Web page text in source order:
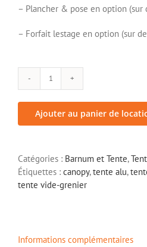
– Plancher & pose en option (sur
– Forfait lestage en option (sur
quantité
Barnum
Minute
Ajouter au panier de
Catégories : Barnum et Tente,
Étiquettes : canopy,tente alu,
tente vide-grenier
Informations complémentaires